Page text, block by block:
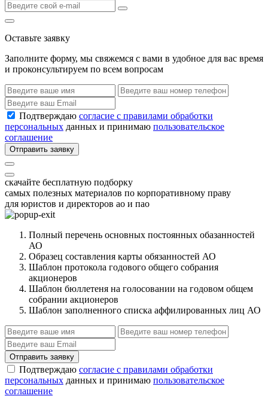
Оставьте заявку
Заполните форму, мы свяжемся с вами в удобное для вас время
и проконсультируем по всем вопросам
Подтверждаю согласие с правилами обработки
персональных данных и принимаю пользовательское
соглашение
Отправить заявку
скачайте бесплатную подборку
самых полезных материалов по корпоративному праву
для юристов и директоров ао и пао
Полный перечень основных постоянных обазанностей
АО
Образец составления карты обязанностей АО
Шаблон протокола годового общего собрания
акционеров
Шаблон бюллетеня на голосовании на годовом общем
собрании акционеров
Шаблон заполненного списка аффилированных лиц АО
Отправить заявку
Подтверждаю согласие с правилами обработки
персональных данных и принимаю пользовательское
соглашение